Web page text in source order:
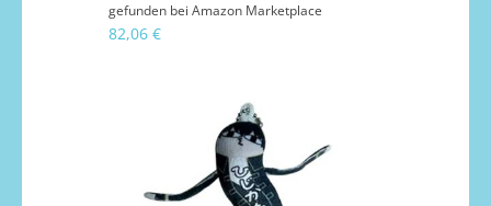
gefunden bei Amazon Marketplace
82,06 €